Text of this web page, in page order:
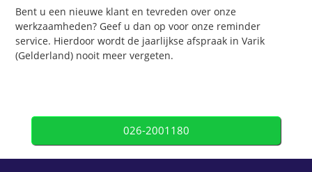
Bent u een nieuwe klant en tevreden over onze
werkzaamheden? Geef u dan op voor onze reminder
service. Hierdoor wordt de jaarlijkse afspraak in Varik
(Gelderland) nooit meer vergeten.
026-2001180